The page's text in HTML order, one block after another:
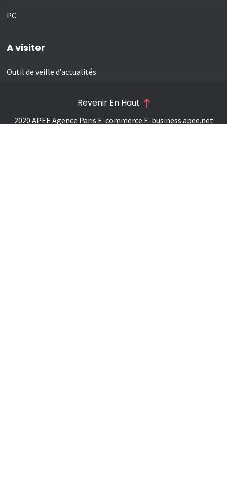
PC
A visiter
Outil de veille d’actualités
2020 APEE Agence Paris E-commerce E-business apee.net
Revenir En Haut